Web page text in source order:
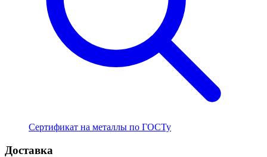
Сертификат на металлы по ГОСТу
Доставка